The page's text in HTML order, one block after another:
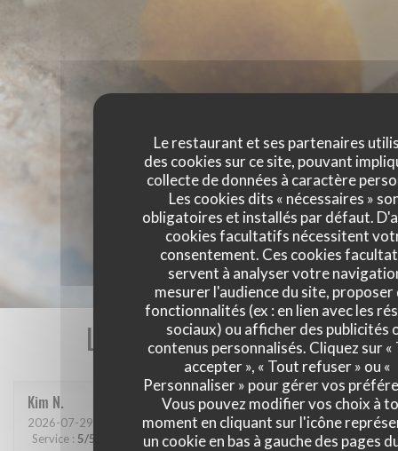
Le restaurant et ses partenaires
des cookies sur ce site, pouvant
collecte de données à caractère
Les cookies dits « nécessaires »
obligatoires et installés par défaut.
cookies facultatifs nécessitent
consentement. Ces cookies
servent à analyser votre
mesurer l'audience du site, proposer
fonctionnalités (ex : en lien avec les
sociaux) ou afficher des publicités
contenus personnalisés. Cliquez sur «
accepter », « Tout refuser » ou «
Personnaliser » pour gérer vos
Vous pouvez modifier vos choix à
moment en cliquant sur l'icône
un cookie en bas à gauche des pages
Les avis de nos clients
Kim N
2026-07-29 - 21:15 - Couverts 2
Service : 5/5 Ambiance: 5/5 Cuisine: 5/5 Qualité / Prix:5/5